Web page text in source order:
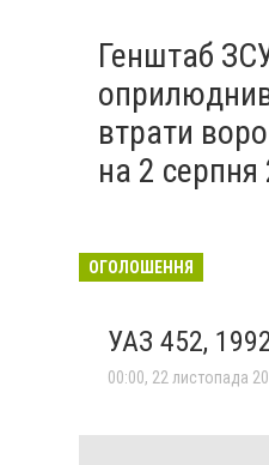
Генштаб
втрати
на 2
ОГОЛОШЕННЯ
УАЗ 452,
00:00, 22 листопада